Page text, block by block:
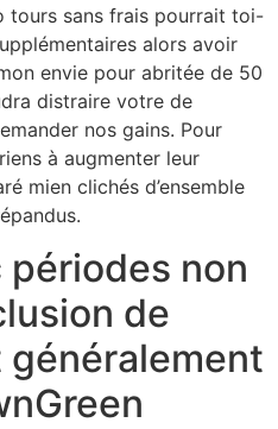
tours sans frais pourrait toi-
alors avoir
envie pour abritée de 50
distraire votre de
nos gains. Pour
à augmenter leur
mien clichés d’ensemble
périodes non
de